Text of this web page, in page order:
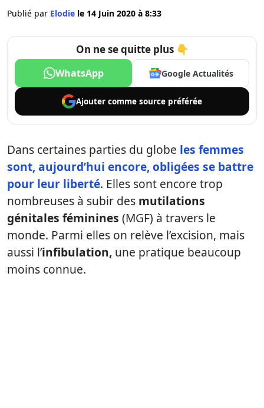
Publié par Elodie le 14 Juin 2020 à 8:33
On ne se quitte plus 👇
WhatsApp Google Actualités
Ajouter comme source préférée
Dans certaines parties du globe les femmes
sont, aujourd’hui encore, obligées se battre
pour leur liberté. Elles sont encore trop
nombreuses à subir des mutilations
génitales féminines (MGF) à travers le
monde. Parmi elles on relève l’excision, mais
aussi l’infibulation, une pratique beaucoup
moins connue.